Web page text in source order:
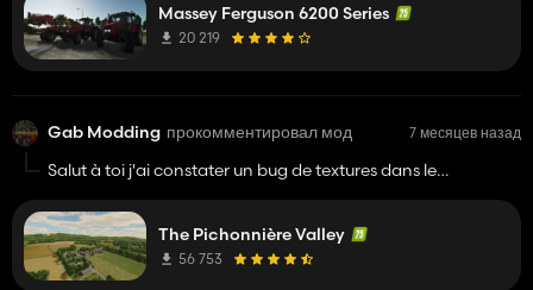
Massey Ferguson 6200 Series
20 219
Gab Modding прокомментировал мод 7 месяцев назад
Salut à toi j'ai constater un bug de textures dans le
holland" il a un bug merci
The Pichonnière Valley
56 753